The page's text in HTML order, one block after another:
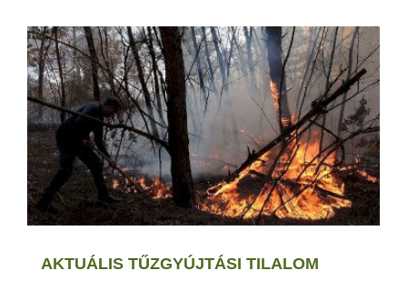
AKTUÁLIS TŰZGYÚJTÁSI TILALOM